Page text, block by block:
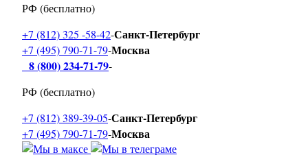
РФ (бесплатно)
+7 (812) 325 -58-42-Санкт-Петербург
+7 (495) 790-71-79-Москва
8 (800) 234-71-79-
РФ (бесплатно)
+7 (812) 389-39-05-Санкт-Петербург
+7 (495) 790-71-79-Москва